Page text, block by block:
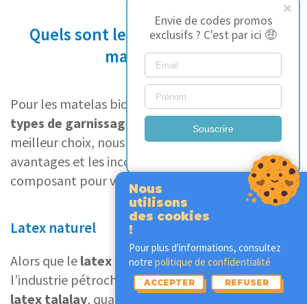
Quels sont les différents types de
matelas bio ?
Pour les matelas bio bébé, il existe
types de garnissage
. Pour vous aider à faire le
meilleur choix, nous vous expliquons les
avantages et les inconvénients de chaque
composant pour votre nourrisson.
Latex naturel
Alors que le latex synthétiqueest issu de
l’industrie pétrochimique, lelatex naturel, ou
latex talalay, quant à lui, provient de l’hévéa.
Envie de codes promos
exclusifs ? C'est par ici 🤑
Souscrire
Nous
utilisons
des cookies
!
Pour plus d'informations, consultez
notre politique de confidentialité
ACCEPTER REFUSER